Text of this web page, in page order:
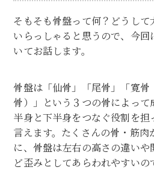
そもそも骨盤って何？どうして
いらっしゃると思うので、今
いてお話します。
骨盤は「仙骨」「尾骨」「寛骨
骨）」という３つの骨によって
半身と下半身をつなぐ役割を担
言えます。たくさんの骨・筋肉
に、骨盤は左右の高さの違い
ど歪みとしてあらわれやすいの